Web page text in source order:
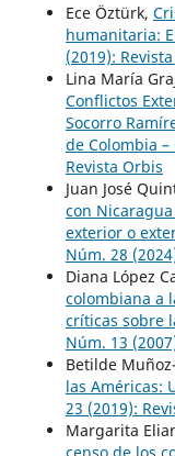
Ece Öztürk,
humanitaria:
(2019):
Lina María
Conflictos
Socorro
de Colombia –
Revista Orbis
Juan José
con
exterior o
Núm. 28
Diana López
colombiana a
críticas sobre
Núm. 13
Betilde
las Américas:
23 (2019):
Margarita